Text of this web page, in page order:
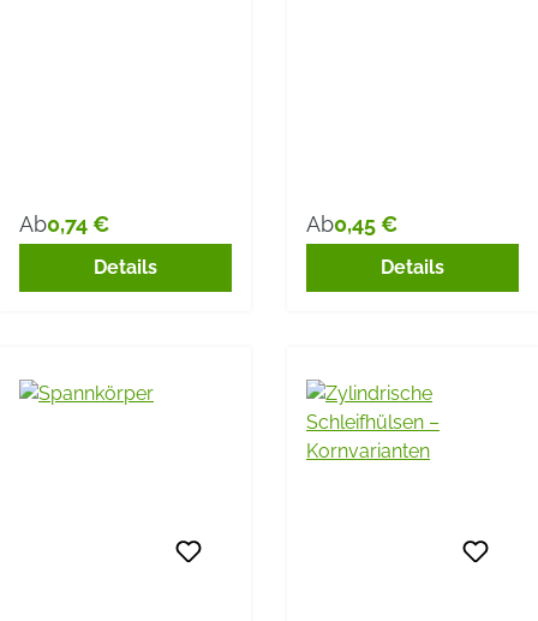
Regulärer Preis:
Ab0,74 €
Details
Regulärer Preis:
Ab0,45 €
Details